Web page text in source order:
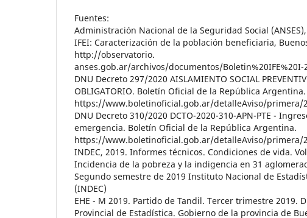
Fuentes:
Administración Nacional de la Seguridad Social
IFEI: Caracterización de la población beneficiaria,
http://observatorio.
anses.gob.ar/archivos/documentos/Boletin%20IFE%20I-
DNU Decreto 297/2020 AISLAMIENTO SOCIAL
OBLIGATORIO. Boletín Oficial de la República Argentina.
https://www.boletinoficial.gob.ar/detalleAviso/primera/
DNU Decreto 310/2020 DCTO-2020-310-APN-PTE -
emergencia. Boletín Oficial de la República Argentina.
https://www.boletinoficial.gob.ar/detalleAviso/primera/
INDEC, 2019. Informes técnicos. Condiciones de vida.
Incidencia de la pobreza y la indigencia en 31
Segundo semestre de 2019 Instituto Nacional de
(INDEC)
EHE - M 2019. Partido de Tandil. Tercer trimestre 2019.
Provincial de Estadística. Gobierno de la provincia de